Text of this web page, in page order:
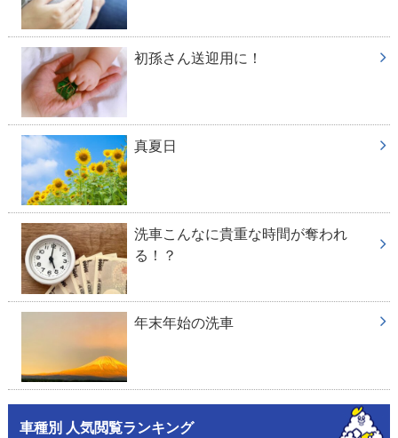
初孫さん送迎用に！
真夏日
洗車こんなに貴重な時間が奪われ
る！？
年末年始の洗車
車種別 人気閲覧ランキング